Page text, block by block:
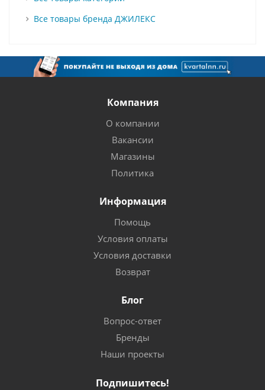
Все товары бренда ДЖИЛЕКС
Компания
О компании
Вакансии
Магазины
Политика
Информация
Помощь
Условия оплаты
Условия доставки
Возврат
Блог
Вопрос-ответ
Бренды
Наши проекты
Подпишитесь!